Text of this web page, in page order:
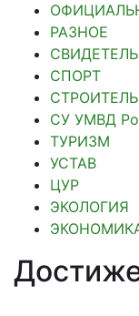
РАЗНОЕ
СПОРТ
СУ УМВД
ТУРИЗМ
УСТАВ
ЦУР
ЭКОЛОГИЯ